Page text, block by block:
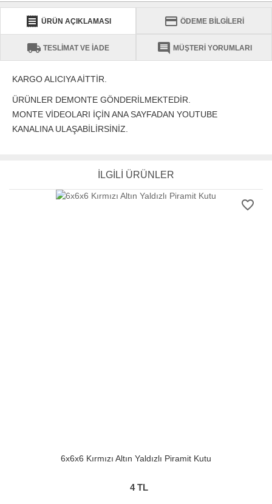
receipt ÜRÜN AÇIKLAMASI credit_card ÖDEME BİLGİLERİ
local_shipping TESLİMAT VE İADE comment MÜŞTERİ YORUMLARI
KARGO ALICIYA AİTTİR.
ÜRÜNLER DEMONTE GÖNDERİLMEKTEDİR.
MONTE VİDEOLARI İÇİN ANA SAYFADAN YOUTUBE
KANALINA ULAŞABİLİRSİNİZ.
İLGİLİ ÜRÜNLER
favorite_border
6x6x6 Kırmızı Altın Yaldızlı Piramit Kutu
4TL